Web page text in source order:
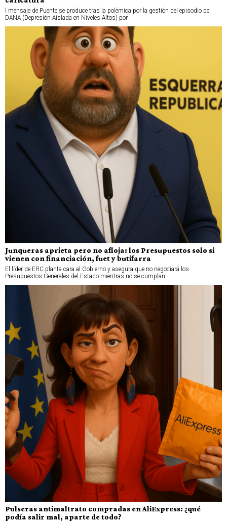
l mensaje de Puente se produce tras la polémica por la gestión del episodio de
DANA (Depresión Aislada en Niveles Altos) por
Junqueras aprieta pero no afloja: los Presupuestos solo si
vienen con financiación, fuet y butifarra
El líder de ERC planta cara al Gobierno y asegura que no negociará los
Presupuestos Generales del Estado mientras no se cumplan
Pulseras antimaltrato compradas en AliExpress: ¿qué
podía salir mal, aparte de todo?